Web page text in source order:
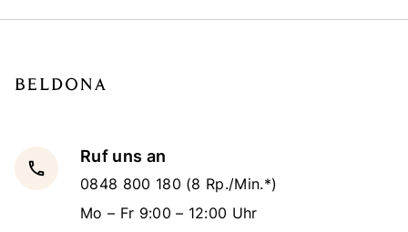
local_phone
Ruf uns an
0848 800 180 (8 Rp./Min.*)
Mo – Fr 9:00 – 12:00 Uhr